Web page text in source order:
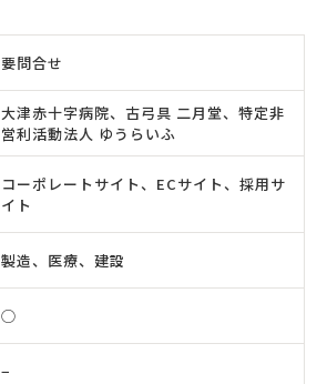
要問合せ
大津赤十字病院、古弓具 二月堂、特定非
営利活動法人 ゆうらいふ
コーポレートサイト、ECサイト、採用サ
イト
製造、医療、建設
◯
−